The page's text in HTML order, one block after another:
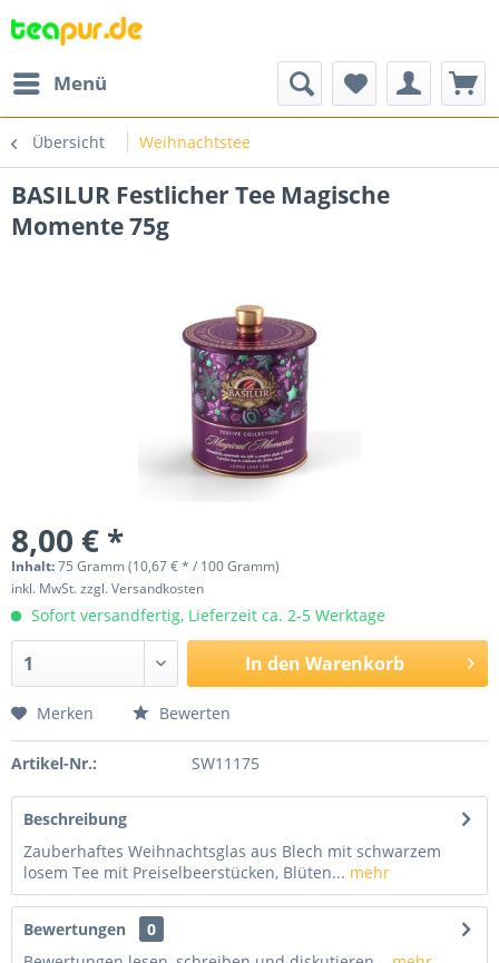
Menü
Übersicht Weihnachtstee
BASILUR Festlicher Tee Magische
Momente 75g
8,00 € *
Inhalt:75 Gramm (10,67 € * / 100 Gramm)
inkl. MwSt.zzgl. Versandkosten
Sofort versandfertig, Lieferzeit ca. 2-5 Werktage
In den Warenkorb
Merken Bewerten
Artikel-Nr.: SW11175
Beschreibung
Zauberhaftes Weihnachtsglas aus Blech mit schwarzem
losem Tee mit Preiselbeerstücken, Blüten... mehr
Bewertungen
0